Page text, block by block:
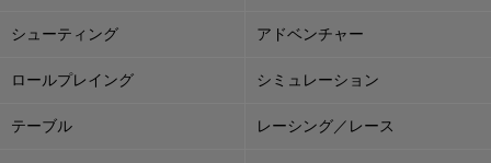
シューティング アドベンチャー
ロールプレイング シミュレーション
テーブル レーシング／レース